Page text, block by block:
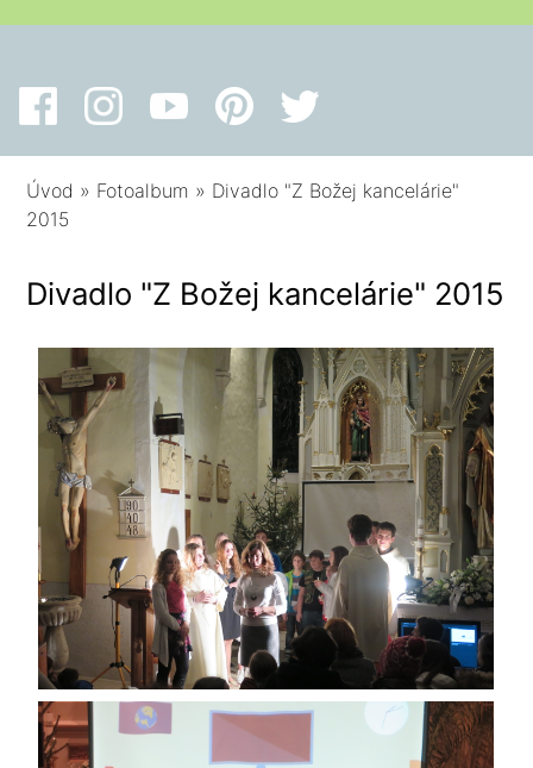
Úvod » Fotoalbum » Divadlo "Z Božej kancelárie"
2015
Divadlo "Z Božej kancelárie" 2015